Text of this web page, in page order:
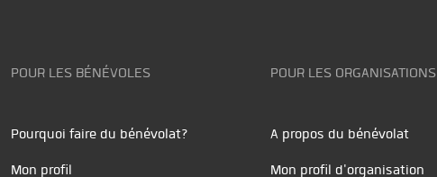
POUR LES BÉNÉVOLES
Pourquoi faire du bénévolat?
Mon profil
POUR LES ORGANISATIONS
A propos du bénévolat
Mon profil d'organisation